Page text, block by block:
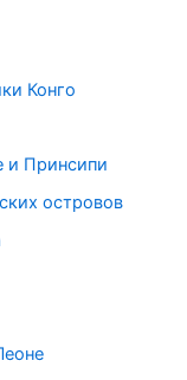
Конго
и Принсипи
островов